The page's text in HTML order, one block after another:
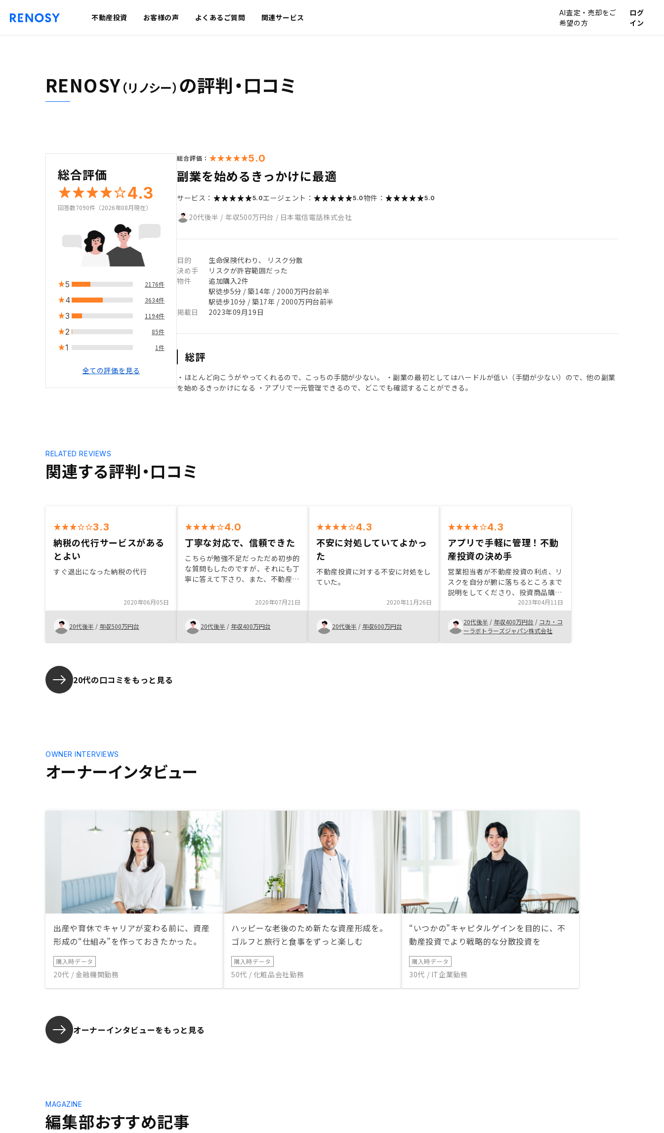
不動産投資 お客様の声 よくあるご質問 関連サービス
AI査定・売却をご
希望の方
ログ
イン
RENOSY（リノシー） の評判・口コミ
総合評価
4.3
回答数7090件（2026年08月現在）
5 2176件
4 3634件
3 1194件
2 85件
1 1件
全ての評価を見る
総合評価： 5.0
副業を始めるきっかけに最適
サービス： 5.0エージェント： 5.0物件： 5.0
20代後半 / 年収500万円台 / 日本電信電話株式会社
目的
生命保険代わり、 リスク分散
決め手
リスクが許容範囲だった
物件
追加購入2件
駅徒歩5分 / 築14年 / 2000万円台前半
駅徒歩10分 / 築17年 / 2000万円台前半
掲載日
2023年09月19日
総評
・ほとんど向こうがやってくれるので、こっちの手間が少ない。 ・副業の最初としてはハードルが低い（手間が少ない）ので、他の副業
を始めるきっかけになる ・アプリで一元管理できるので、どこでも確認することができる。
関連する評判・口コミ
RELATED REVIEWS
3.3
納税の代行サービスがある
とよい
すぐ退出になった納税の代行
2020年06月05日
20代後半 / 年収500万円台
4.0
丁寧な対応で、信頼できた
こちらが勉強不足だっただめ初歩的
な質問もしたのですが、それにも丁
寧に答えて下さり、また、不動産の
く教えて下さったので、非常に信用
できました。
2020年07月21日
20代後半 / 年収400万円台
4.3
不安に対処していてよかっ
た
不動産投資に対する不安に対処をし
ていた。
2020年11月26日
20代後半 / 年収600万円台
4.3
アプリで手軽に管理！不動
産投資の決め手
営業担当者が不動産投資の利点、リ
スクを自分が腑に落ちるところまで
説明をしてくださり、投資商品購入
の抵抗もなくなり今回購入するきっ
かけとなりました。 勝手なイメー
ジが付きがちな商品ではあります
が、その持ち方や考え方によって
様々な利点があることを一度聞いて
2023年04月11日
20代後半 / 年収400万円台 / コカ・コ
ーラボトラーズジャパン株式会社
20代の口コミをもっと見る
オーナーインタビュー
OWNER INTERVIEWS
出産や育休でキャリアが変わる前に、資産
形成の“仕組み”を作っておきたかった。
購入時データ
20代 / 金融機関勤務
ハッピーな老後のため新たな資産形成を。
ゴルフと旅行と食事をずっと楽しむ
購入時データ
50代 / 化粧品会社勤務
“いつかの”キャピタルゲインを目的に、不
動産投資でより戦略的な分散投資を
購入時データ
30代 / IT企業勤務
オーナーインタビューをもっと見る
編集部おすすめ記事
MAGAZINE